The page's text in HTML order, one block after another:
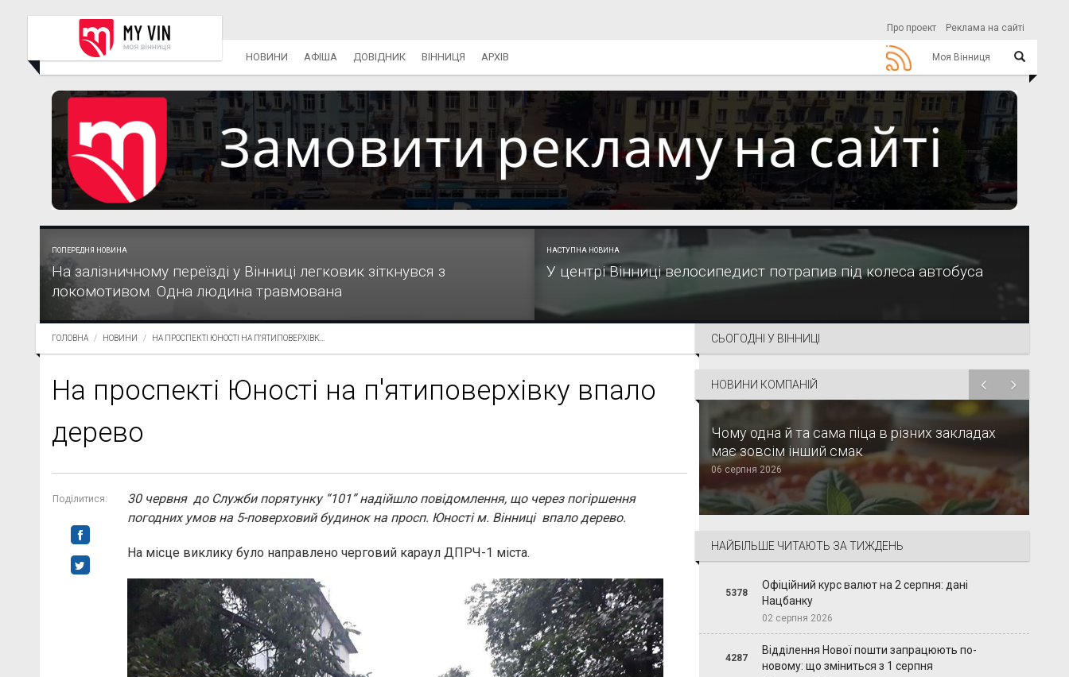
Про проект Реклама на сайті
Моя Вінниця
НОВИНИ АФІША ДОВІДНИК ВІННИЦЯ АРХІВ
ПОПЕРЕДНЯ НОВИНА
На залізничному переїзді у Вінниці легковик зіткнувся з
локомотивом. Одна людина травмована
НАСТУПНА НОВИНА
У центрі Вінниці велосипедист потрапив під колеса автобуса
ГОЛОВНА НОВИНИ НА ПРОСПЕКТІ ЮНОСТІ НА П'ЯТИПОВЕРХІВК...
На проспекті Юності на п'ятиповерхівку впало
дерево
Поділитися:
30 червня до Служби порятунку “101” надійшло повідомлення, що через погіршення
погодних умов на 5-поверховий будинок на просп. Юності м. Вінниці впало дерево.
На місце виклику було направлено черговий караул ДПРЧ-1 міста.
СЬОГОДНІ У ВІННИЦІ
НОВИНИ КОМПАНІЙ
Чому одна й та сама піца в різних закладах
має зовсім інший смак
06 серпня 2026
НАЙБІЛЬШЕ ЧИТАЮТЬ ЗА ТИЖДЕНЬ
5378
Офіційний курс валют на 2 серпня: дані
Нацбанку
02 серпня 2026
4287
Відділення Нової пошти запрацюють по-
новому: що зміниться з 1 серпня